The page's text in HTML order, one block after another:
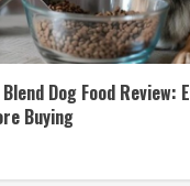
Dog Food Review:
Buying